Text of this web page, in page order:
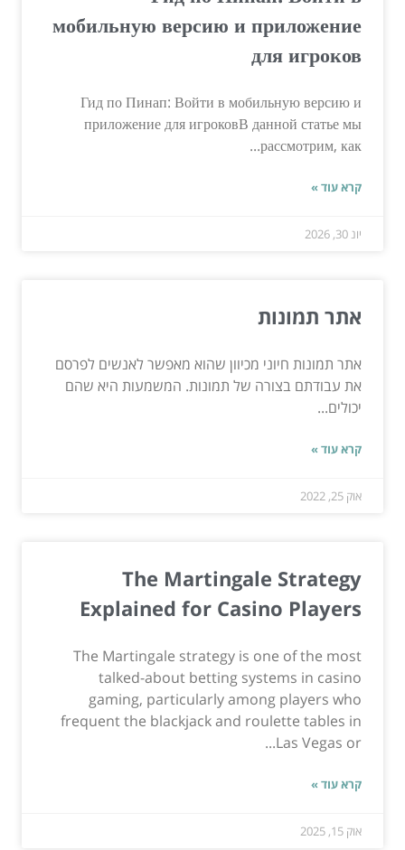
мобильную версию и приложение
для игроков
Гид по Пинап: Войти в мобильную версию и
приложение для игроковВ данной статье мы
рассмотрим, как...
קרא עוד »
יונ 30, 2026
אתר תמונות
אתר תמונות חיוני מכיוון שהוא מאפשר לאנשים לפרסם
את עבודתם בצורה של תמונות. המשמעות היא שהם
יכולים...
קרא עוד »
אוק 25, 2022
The Martingale Strategy
Explained for Casino Players
The Martingale strategy is one of the most
talked-about betting systems in casino
gaming, particularly among players who
frequent the blackjack and roulette tables in
Las Vegas or...
קרא עוד »
אוק 15, 2025